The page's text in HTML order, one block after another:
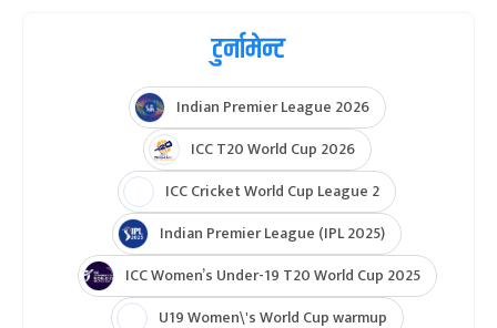
फिफा विश्वकप २०२६
टुर्नामेन्ट
Indian Premier League 2026
ICC T20 World Cup 2026
ICC Cricket World Cup League 2